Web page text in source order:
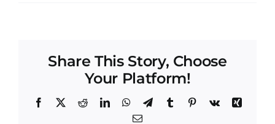
Share This Story, Choose
Your Platform!
Facebook
X RedditLinkedInWhatsApp
TelegramTumblrPinterest
Vk
Xing
Correo